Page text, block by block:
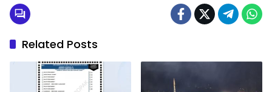
Related Posts